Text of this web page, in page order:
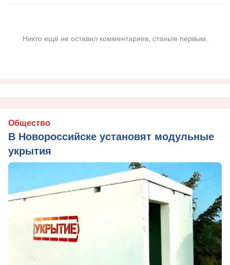
Никто ещё не оставил комментариев, станьте первым.
Общество
В Новороссийске установят модульные
укрытия